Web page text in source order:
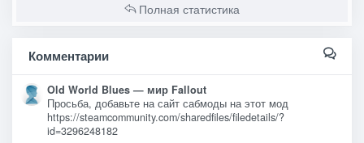
Полная статистика
Комментарии
Old World Blues — мир Fallout
Просьба, добавьте на сайт сабмоды на этот мод
https://steamcommunity.com/sharedfiles/filedetails/?
id=3296248182